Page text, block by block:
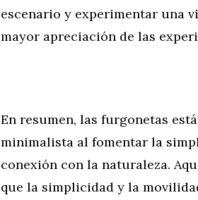
escenario y experimentar una
mayor apreciación de las
En resumen, las furgonetas
minimalista al fomentar la
conexión con la naturaleza.
que la simplicidad y la